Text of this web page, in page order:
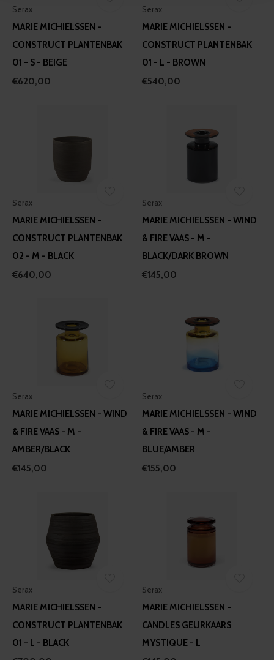
We use cookies to personalise content and ads, to
provide social media features and to analyse our traffic.
We also share information about your use of our site with
our social media, advertising and analytics partners who
provided to them or that they’ve collected from your use
Serax
MARIE MICHIELSSEN -
CONSTRUCT PLANTENBAK
01 - S - BEIGE
€620,00
Serax
MARIE MICHIELSSEN -
CONSTRUCT PLANTENBAK
01 - L - BROWN
€540,00
Serax
MARIE MICHIELSSEN -
CONSTRUCT PLANTENBAK
02 - M - BLACK
€640,00
Serax
MARIE MICHIELSSEN - WIND
& FIRE VAAS - M -
BLACK/DARK BROWN
€145,00
Serax
MARIE MICHIELSSEN - WIND
& FIRE VAAS - M -
AMBER/BLACK
€145,00
Serax
MARIE MICHIELSSEN - WIND
& FIRE VAAS - M -
BLUE/AMBER
€155,00
Serax
MARIE MICHIELSSEN -
CONSTRUCT PLANTENBAK
01 - L - BLACK
Serax
MARIE MICHIELSSEN -
CANDLES GEURKAARS
MYSTIQUE - L